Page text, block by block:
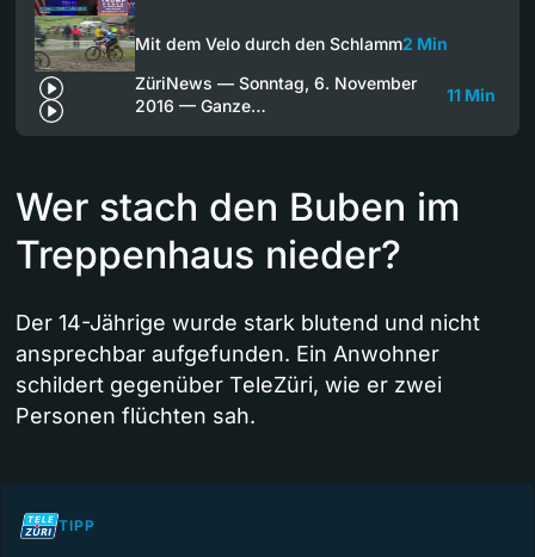
Mit dem Velo durch den Schlamm2 Min
ZüriNews — Sonntag, 6. November
2016 — Ganze…
11 Min
Wer stach den Buben im
Treppenhaus nieder?
Der 14-Jährige wurde stark blutend und nicht
ansprechbar aufgefunden. Ein Anwohner
schildert gegenüber TeleZüri, wie er zwei
Personen flüchten sah.
TIPP